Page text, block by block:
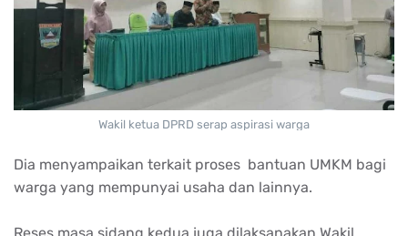
Wakil ketua DPRD serap aspirasi warga
Dia menyampaikan terkait proses bantuan UMKM bagi
warga yang mempunyai usaha dan lainnya.